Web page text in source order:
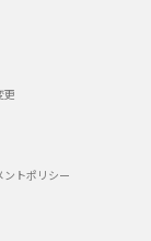
更
ントポリシー